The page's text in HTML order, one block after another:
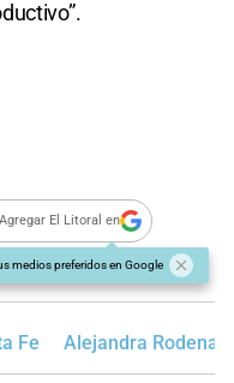
El Litoral en
medios preferidos en Google
Fe Alejandra Rodenas